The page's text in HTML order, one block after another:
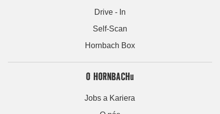
Drive - In
Self-Scan
Hornbach Box
O HORNBACHu
Jobs a Kariera